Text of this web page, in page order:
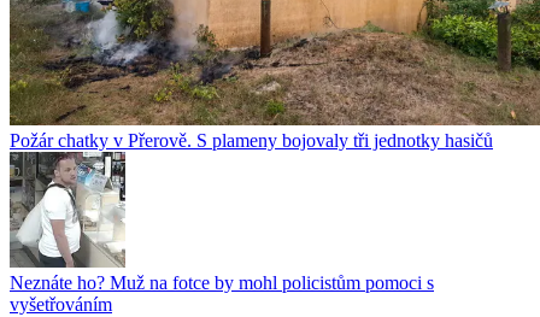
Požár chatky v Přerově. S plameny bojovaly tři jednotky hasičů
Neznáte ho? Muž na fotce by mohl policistům pomoci s
vyšetřováním